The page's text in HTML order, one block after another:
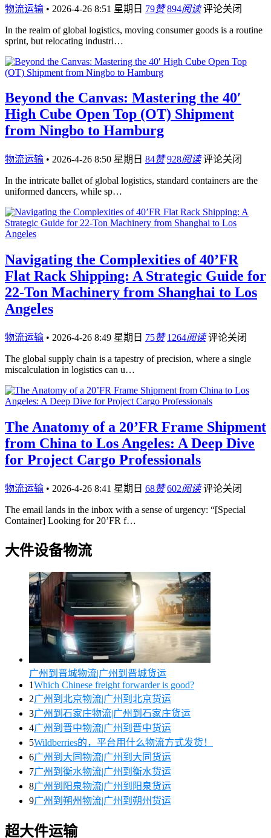
物流运输 • 2026-4-26 8:51 星期日 79赞 894阅读 评论关闭
In the realm of global logistics, moving consumer goods is a routine
sprint, but relocating industri…
Beyond the Canvas: Mastering the 40′
High Cube Open Top (OT) Shipment
from Ningbo to Hamburg
物流运输 • 2026-4-26 8:50 星期日 84赞 928阅读 评论关闭
In the intricate ballet of global logistics, standard containers are the
uniformed dancers, while sp…
Navigating the Complexities of 40’FR
Flat Rack Shipping: A Strategic Guide for
22-Ton Machinery from Shanghai to Los
Angeles
物流运输 • 2026-4-26 8:49 星期日 75赞 1264阅读 评论关闭
The global supply chain is a tapestry of precision, where a single
miscalculation in logistics can u…
The Anatomy of a 20’FR Frame Shipment
from China to Los Angeles: A Deep Dive
for Project Cargo Professionals
物流运输 • 2026-4-26 8:41 星期日 68赞 602阅读 评论关闭
The email lands in the inbox with a sense of urgency: “[Special
Container] Looking for 20’FR f…
大件设备物流
广州到晋城物流|广州到晋城货运
1Which Chinese freight forwarder is good?
2广州到北京物流|广州到北京货运
3广州到石家庄物流|广州到石家庄货运
4广州到晋中物流|广州到晋中货运
5Wildberries的，平台用什么物流方式发货！
6广州到大同物流|广州到大同货运
7广州到衡水物流|广州到衡水货运
8广州到阳泉物流|广州到阳泉货运
9广州到朔州物流|广州到朔州货运
超大件运输